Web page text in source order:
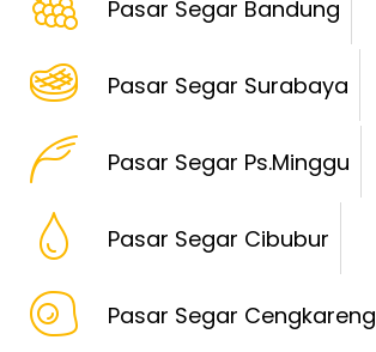
Pasar Segar Bandung
Pasar Segar Surabaya
Pasar Segar Ps.Minggu
Pasar Segar Cibubur
Pasar Segar Cengkareng